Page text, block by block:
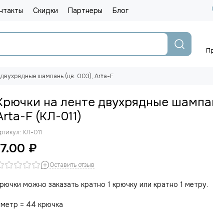
Скидки Партнеры Блог
двухрядные шампань (цв. 003), Arta-F
на ленте двухрядные
F (КЛ-011)
КЛ-011
₽
Оставить отзыв
можно заказать кратно 1 крючку или кратно 1 метру.
метр = 44 крючка